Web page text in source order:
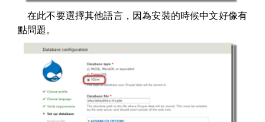
在此不要選擇其他語言，因為安裝的時候中文好像有
點問題。